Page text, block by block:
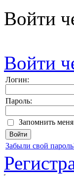
Войти
Войти
Логин:
Пароль:
Запомнить меня
Забыли свой